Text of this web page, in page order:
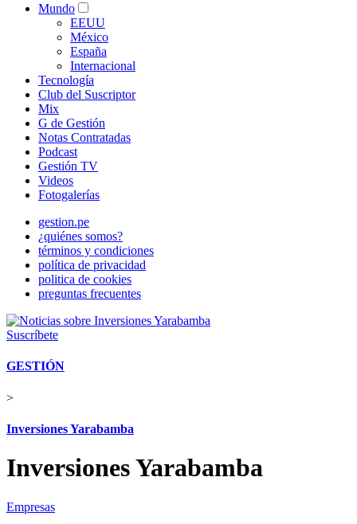
Mundo
EEUU
México
España
Internacional
Tecnología
Club del Suscriptor
Mix
G de Gestión
Notas Contratadas
Podcast
Gestión TV
Videos
Fotogalerías
gestion.pe
¿quiénes somos?
términos y condiciones
política de privacidad
politica de cookies
preguntas frecuentes
Suscríbete
GESTIÓN
>
Inversiones Yarabamba
Inversiones Yarabamba
Empresas